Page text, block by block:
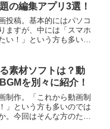
の編集アプリ3選！
投稿。基本的にはパソコ
ますが、中には「スマホ
い！」という方も多いの
！オススメの編集アプリ
素材ソフトは？動
を別々に紹介！
制作。「これから動画制
」という方も多いのでは
。今回はそんな方のため